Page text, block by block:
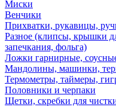
Миски
Венчики
Прихватки, рукавицы,
Разное (клипсы, крышки
запечкания, фольга)
Ложки гарнирные,
Мандолины, машинки,
Термометры, таймеры,
Половники и черпаки
Щетки, скребки для